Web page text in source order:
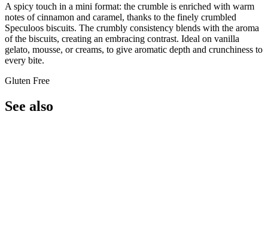
A spicy touch in a mini format: the crumble is enriched with warm
notes of cinnamon and caramel, thanks to the finely crumbled
Speculoos biscuits. The crumbly consistency blends with the aroma
of the biscuits, creating an embracing contrast. Ideal on vanilla
gelato, mousse, or creams, to give aromatic depth and crunchiness to
every bite.
Gluten Free
See also